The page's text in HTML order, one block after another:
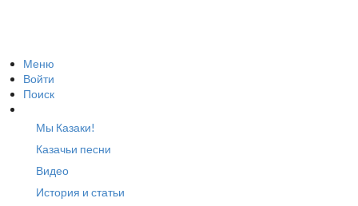
Меню
Войти
Поиск
Мы Казаки!
Казачьи песни
Видео
История и статьи